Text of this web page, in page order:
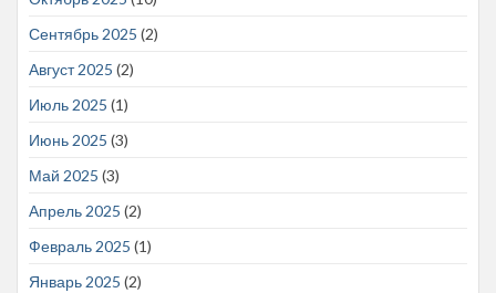
Сентябрь 2025 (2)
Август 2025 (2)
Июль 2025 (1)
Июнь 2025 (3)
Май 2025 (3)
Апрель 2025 (2)
Февраль 2025 (1)
Январь 2025 (2)